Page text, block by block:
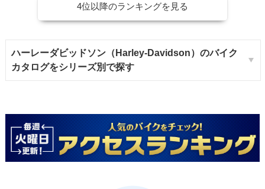
4位以降のランキングを見る
ハーレーダビッドソン（Harley-Davidson）のバイク
カタログをシリーズ別で探す